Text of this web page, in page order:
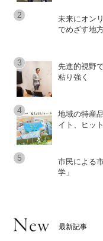
未来にオン
でめざす地
先進的視野
粘り強く
地域の特産
イト、ヒッ
市民による
学」
最新記事